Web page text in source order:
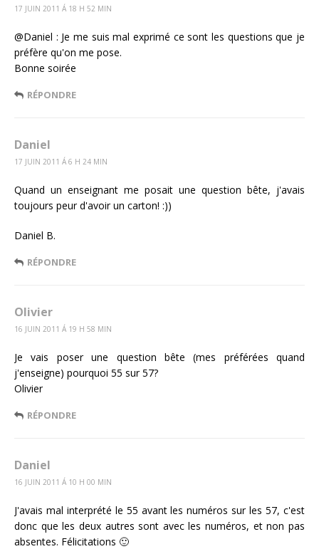
17 JUIN 2011 Á 18 H 52 MIN
@Daniel : Je me suis mal exprimé ce sont les questions que je
préfère qu'on me pose.
Bonne soirée
RÉPONDRE
Daniel
17 JUIN 2011 Á 6 H 24 MIN
Quand un enseignant me posait une question bête, j'avais
toujours peur d'avoir un carton! :))
Daniel B.
RÉPONDRE
Olivier
16 JUIN 2011 Á 19 H 58 MIN
Je vais poser une question bête (mes préférées quand
j'enseigne) pourquoi 55 sur 57?
Olivier
RÉPONDRE
Daniel
16 JUIN 2011 Á 10 H 00 MIN
J'avais mal interprété le 55 avant les numéros sur les 57, c'est
donc que les deux autres sont avec les numéros, et non pas
absentes. Félicitations 🙂